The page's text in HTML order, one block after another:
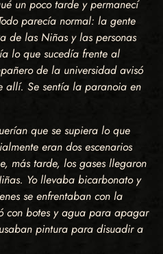
un poco tarde y permanecí
parecía normal: la gente
de las Niñas y las personas
lo que sucedía frente al
de la universidad avisó
allí. Se sentía la paranoia en
que se supiera lo que
eran dos escenarios
más tarde, los gases llegaron
Yo llevaba bicarbonato y
se enfrentaban con la
con botes y agua para apagar
pintura para disuadir a